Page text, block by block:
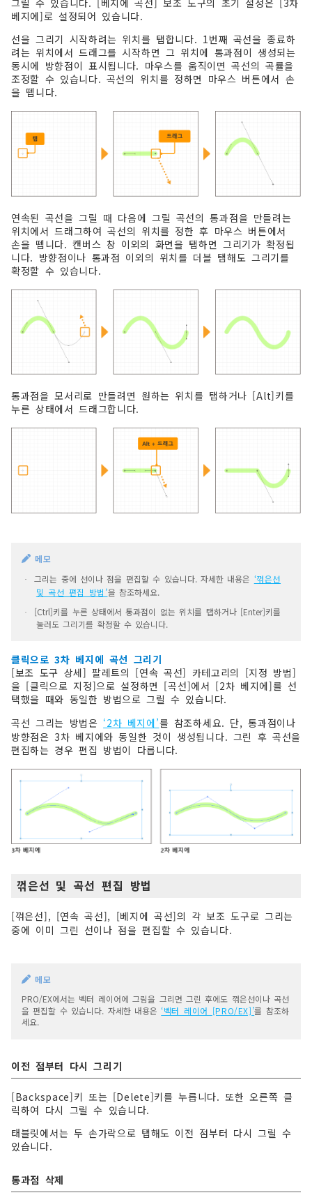
그릴 수 있습니다. [베지에 곡선] 보조 도구의 초기 설정은 [3차
베지에]로 설정되어 있습니다.
선을 그리기 시작하려는 위치를 탭합니다. 1번째 곡선을 종료하
려는 위치에서 드래그를 시작하면 그 위치에 통과점이 생성되는
동시에 방향점이 표시됩니다. 마우스를 움직이면 곡선의 곡률을
조정할 수 있습니다. 곡선의 위치를 정하면 마우스 버튼에서 손
을 뗍니다.
연속된 곡선을 그릴 때 다음에 그릴 곡선의 통과점을 만들려는
위치에서 드래그하여 곡선의 위치를 정한 후 마우스 버튼에서
손을 뗍니다. 캔버스 창 이외의 화면을 탭하면 그리기가 확정됩
니다. 방향점이나 통과점 이외의 위치를 더블 탭해도 그리기를
확정할 수 있습니다.
통과점을 모서리로 만들려면 원하는 위치를 탭하거나 [Alt]키를
누른 상태에서 드래그합니다.
메모
· 그리는 중에 선이나 점을 편집할 수 있습니다. 자세한 내용은 ‘꺾은선
및 곡선 편집 방법’을 참조하세요.
·
[Ctrl]키를 누른 상태에서 통과점이 없는 위치를 탭하거나 [Enter]키를
눌러도 그리기를 확정할 수 있습니다.
클릭으로 3차 베지에 곡선 그리기
[보조 도구 상세] 팔레트의 [연속 곡선] 카테고리의 [지정 방법]
을 [클릭으로 지정]으로 설정하면 [곡선]에서 [2차 베지에]를 선
택했을 때와 동일한 방법으로 그릴 수 있습니다.
곡선 그리는 방법은 ‘2차 베지에’를 참조하세요. 단, 통과점이나
방향점은 3차 베지에와 동일한 것이 생성됩니다. 그린 후 곡선을
편집하는 경우 편집 방법이 다릅니다.
꺾은선 및 곡선 편집 방법
[꺾은선], [연속 곡선], [베지에 곡선]의 각 보조 도구로 그리는
중에 이미 그린 선이나 점을 편집할 수 있습니다.
메모
PRO/EX에서는 벡터 레이어에 그림을 그리면 그린 후에도 꺾은선이나 곡선
을 편집할 수 있습니다. 자세한 내용은‘벡터 레이어 [PRO/EX]’를 참조하
세요.
이전 점부터 다시 그리기
[Backspace]키 또는 [Delete]키를 누릅니다. 또한 오른쪽 클
릭하여 다시 그릴 수 있습니다.
태블릿에서는 두 손가락으로 탭해도 이전 점부터 다시 그릴 수
있습니다.
통과점 삭제